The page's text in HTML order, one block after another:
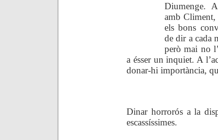
Diumenge.
amb
els bons
de dir a cada
però mai no
a ésser un inquiet. A
donar-hi importància,
Dinar horrorós a la
escassíssimes.